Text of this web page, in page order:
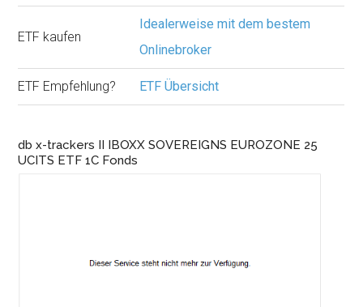
ETF kaufen
Idealerweise mit dem bestem
Onlinebroker
ETF Empfehlung? ETF Übersicht
db x-trackers II IBOXX SOVEREIGNS EUROZONE 25
UCITS ETF 1C Fonds